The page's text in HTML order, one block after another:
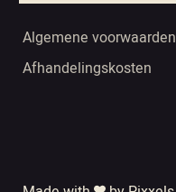
Algemene voorwaarden
Afhandelingskosten